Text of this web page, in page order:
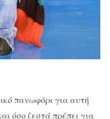
πανωφόρι για αυτή
όσο ζεστά πρέπει για